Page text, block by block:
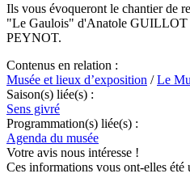
Ils vous évoqueront le chantier de
"Le Gaulois" d'Anatole GUILLOT​
PEYNOT.
Contenus en relation :
Musée et lieux d’exposition /Le
Saison(s) liée(s) :
Sens givré
Programmation(s) liée(s) :
Agenda du musée
Votre avis nous intéresse !
Ces informations vous ont-elles été